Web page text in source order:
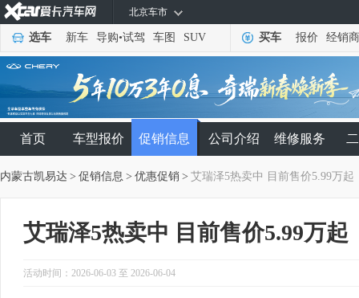
北京车市
选车 新车 导购•试驾 车图 SUV 买车 报价 经销商
首页 车型报价 促销信息 公司介绍 维修服务
内蒙古凯易达 > 促销信息 > 优惠促销 > 艾瑞泽5热卖中 目前售价5.99万起
艾瑞泽5热卖中 目前售价5.99万起
活动时间：2026-06-03 至 2026-06-04